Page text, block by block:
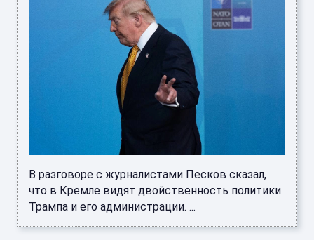
В разговоре с журналистами Песков сказал,
что в Кремле видят двойственность политики
Трампа и его администрации. ...